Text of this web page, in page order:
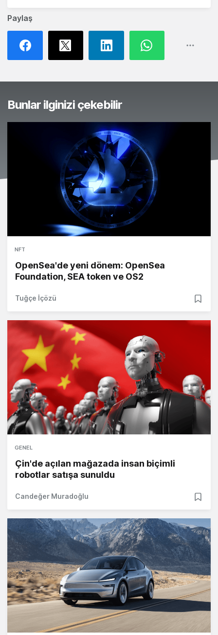
Paylaş
Bunlar ilginizi çekebilir
NFT
OpenSea'de yeni dönem: OpenSea
Foundation, SEA token ve OS2
Tuğçe İçözü
GENEL
Çin'de açılan mağazada insan biçimli
robotlar satışa sunuldu
Candeğer Muradoğlu